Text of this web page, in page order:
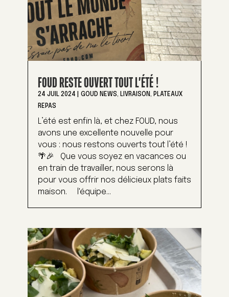
FOUD RESTE OUVERT TOUT L’ÉTÉ !
24 JUIL 2024 GOUD NEWS, LIVRAISON, PLATEAUX
REPAS
L’été est enfin là, et chez FOUD, nous
avons une excellente nouvelle pour
vous : nous restons ouverts tout l’été !
🌴🎉 Que vous soyez en vacances ou
en train de travailler, nous serons là
pour vous offrir nos délicieux plats faits
maison. l'équipe...